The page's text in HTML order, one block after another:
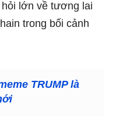
lớn về tương lai
trong bối cảnh
TRUMP là